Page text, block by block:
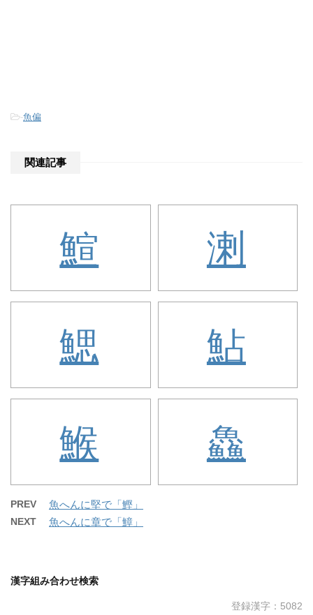
-魚偏
関連記事
鰚 溂
鰓 鮎
鯸 鱻
PREV 魚へんに堅で「鰹」
NEXT 魚へんに章で「鱆」
漢字組み合わせ検索
登録漢字：5082